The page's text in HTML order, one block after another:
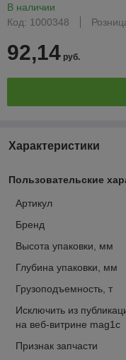
В наличии
Код: 1000348
92,14 руб.
Характеристики
Пользовательские
Артикул
Бренд
Высота упаковки, мм
Глубина упаковки, мм
Грузоподъемность, т
Исключить из
на веб-витрине mag1c
Признак запчасти